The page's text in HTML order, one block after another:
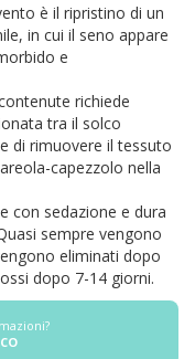
è il ripristino di un
in cui il seno appare
e
richiede
tra il solco
di rimuovere il tessuto
capezzolo nella
con sedazione e dura
sempre vengono
eliminati dopo
dopo 7-14 giorni.